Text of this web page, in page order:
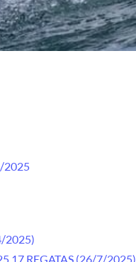
2025
2025)
17 REGATAS (26/7/2025)